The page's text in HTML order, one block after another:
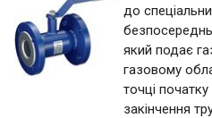
до
який подає
газовому
точці
закінчення